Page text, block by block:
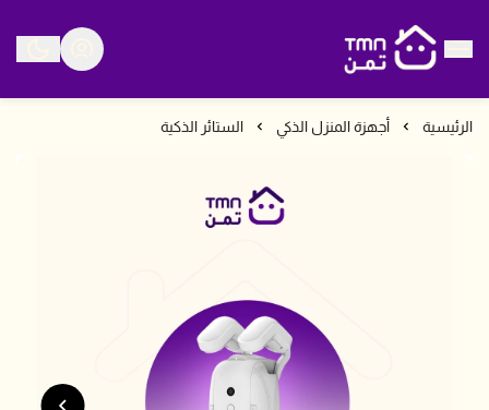
متجر تمن
الرئيسية أجهزة المنزل الذكي الستائر الذكية